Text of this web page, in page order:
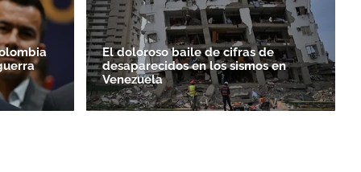
El doloroso baile de cifras de
desaparecidos en los sismos en
Venezuela